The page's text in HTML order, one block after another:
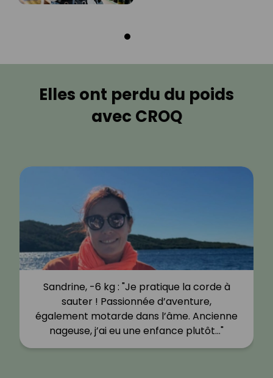
Elles ont perdu du poids
avec CROQ
Sandrine, -6 kg : "Je pratique la corde à
sauter ! Passionnée d’aventure,
également motarde dans l’âme. Ancienne
nageuse, j’ai eu une enfance plutôt…"